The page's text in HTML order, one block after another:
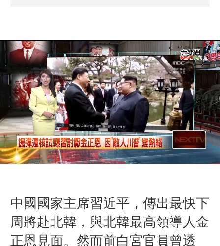
中國國家主席習近平，傳出最快下
周將赴北韓，與北韓最高領導人金
正恩見面。然而前白宮官員曾透